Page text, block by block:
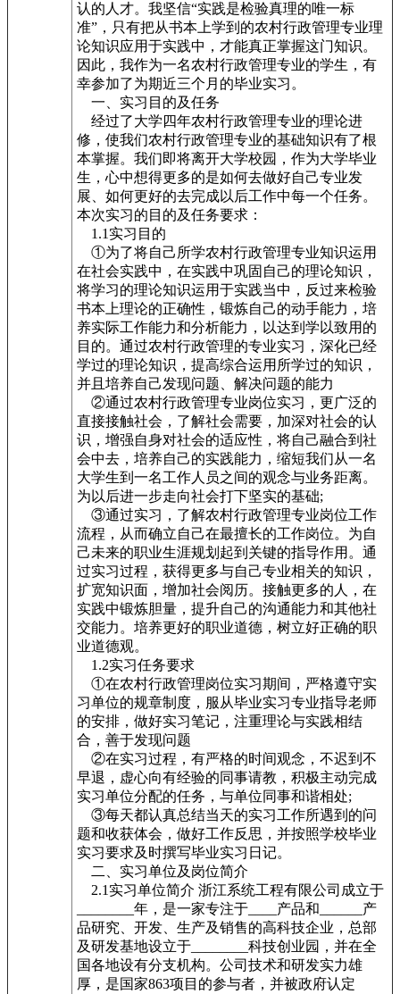
认的人才。我坚信“实践是检验真理的唯一标
准”，只有把从书本上学到的农村行政管理专业理
论知识应用于实践中，才能真正掌握这门知识。
因此，我作为一名农村行政管理专业的学生，有
幸参加了为期近三个月的毕业实习。
一、实习目的及任务
经过了大学四年农村行政管理专业的理论进
修，使我们农村行政管理专业的基础知识有了根
本掌握。我们即将离开大学校园，作为大学毕业
生，心中想得更多的是如何去做好自己专业发
展、如何更好的去完成以后工作中每一个任务。
本次实习的目的及任务要求：
1.1实习目的
①为了将自己所学农村行政管理专业知识运用
在社会实践中，在实践中巩固自己的理论知识，
将学习的理论知识运用于实践当中，反过来检验
书本上理论的正确性，锻炼自己的动手能力，培
养实际工作能力和分析能力，以达到学以致用的
目的。通过农村行政管理的专业实习，深化已经
学过的理论知识，提高综合运用所学过的知识，
并且培养自己发现问题、解决问题的能力
②通过农村行政管理专业岗位实习，更广泛的
直接接触社会，了解社会需要，加深对社会的认
识，增强自身对社会的适应性，将自己融合到社
会中去，培养自己的实践能力，缩短我们从一名
大学生到一名工作人员之间的观念与业务距离。
为以后进一步走向社会打下坚实的基础;
③通过实习，了解农村行政管理专业岗位工作
流程，从而确立自己在最擅长的工作岗位。为自
己未来的职业生涯规划起到关键的指导作用。通
过实习过程，获得更多与自己专业相关的知识，
扩宽知识面，增加社会阅历。接触更多的人，在
实践中锻炼胆量，提升自己的沟通能力和其他社
交能力。培养更好的职业道德，树立好正确的职
业道德观。
1.2实习任务要求
①在农村行政管理岗位实习期间，严格遵守实
习单位的规章制度，服从毕业实习专业指导老师
的安排，做好实习笔记，注重理论与实践相结
合，善于发现问题
②在实习过程，有严格的时间观念，不迟到不
早退，虚心向有经验的同事请教，积极主动完成
实习单位分配的任务，与单位同事和谐相处;
③每天都认真总结当天的实习工作所遇到的问
题和收获体会，做好工作反思，并按照学校毕业
实习要求及时撰写毕业实习日记。
二、实习单位及岗位简介
2.1实习单位简介 浙江系统工程有限公司成立于
________年，是一家专注于____产品和______产
品研究、开发、生产及销售的高科技企业，总部
及研发基地设立于________科技创业园，并在全
国各地设有分支机构。公司技术和研发实力雄
厚，是国家863项目的参与者，并被政府认定